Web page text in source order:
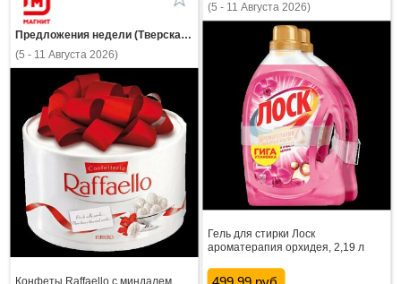
(5 - 11 Августа 2026)
Гель для стирки Лоск
ароматерапия орхидея, 2,19 л
Предложения недели (Тверская область)
(5 - 11 Августа 2026)
Конфеты Raffaello с миндалем,